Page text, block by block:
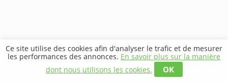
Ce site utilise des cookies afin d'analyser le trafic et de mesurer
les performances des annonces. En savoir plus sur la manière
dont nous utilisons les cookies.
OK